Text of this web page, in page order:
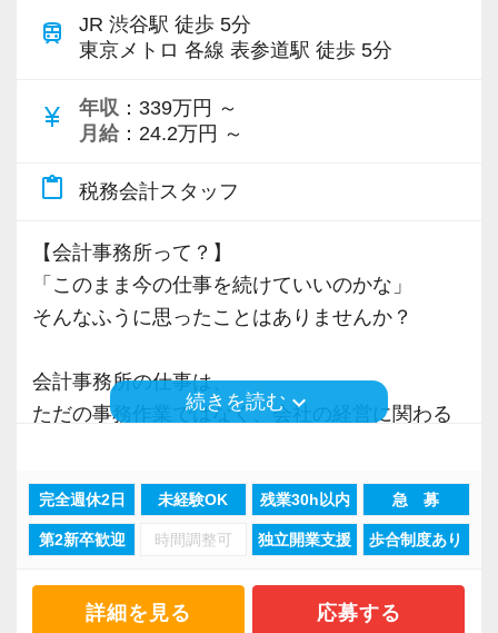
けて定期的な研修を実施しています。
や資格手当を支給したりもしています。
ないということではなく、効率的に仕事を行
い、実績を上げる社員に見合った給与をきちん
と提供したいという社長の想いがあります。
実際に社員の平均残業時間は月10時間～15時間
すい環境です。
働いています。
④時代の変化・流れを敏感に捉え、ワークフロ
現在は、業界全体でIT化が進んでいることやコ
ロナにより、私たちも既存のワークフローの改
例えば、
・各デスクにデュアルモニターを設置しながら
社員の業務効率UP
・WEB（クラウド）での文章共有や文書管理シ
みませんか？】
・担当顧客に応じたインセンティブ制度あり
可能
・年収600万円以上も十分に実現可能
また、将来独立を目指す方も歓迎しています。
実際に当事務所から独立したスタッフも多数い
ます。
リクルートサイト（外部リンク）
train
JR 渋谷駅 徒歩 5分
東京メトロ 各線 表参道駅 徒歩 5分
currency_yen 年収 ：339万円 ～
月給 ：24.2万円 ～
content_paste 税務会計スタッフ
【会計事務所って？】
「このまま今の仕事を続けていいのかな」
そんなふうに思ったことはありませんか？
会計事務所の仕事は、
ただの事務作業ではなく、会社の経営に関わる
社長と話しながら、数字をもとにアドバイスを
したり、
続きを読む keyboard_arrow_down
完全週休2日 未経験OK 残業30h以内 急 募
第2新卒歓迎 時間調整可 独立開業支援 歩合制度あり
詳細を見る 応募する